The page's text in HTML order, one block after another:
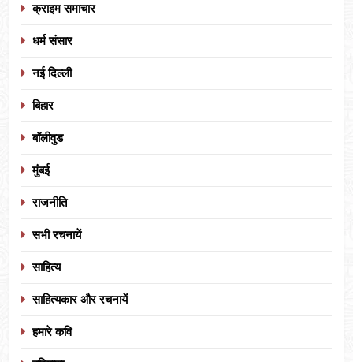
क्राइम समाचार
धर्म संसार
नई दिल्ली
बिहार
बॉलीवुड
मुंबई
राजनीति
सभी रचनायें
साहित्य
साहित्यकार और रचनायें
हमारे कवि